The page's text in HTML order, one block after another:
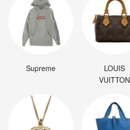
Supreme
LOUIS
VUITTON